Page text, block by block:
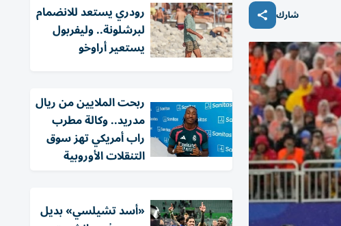
شارك رودري يستعد للانضمام
لبرشلونة.. وليفربول
يستعير أراوخو
ربحت الملايين من ريال
مدريد.. وكالة مطرب
راب أمريكي تهز سوق
التنقلات الأوروبية
«أسد تشيلسي» بديل